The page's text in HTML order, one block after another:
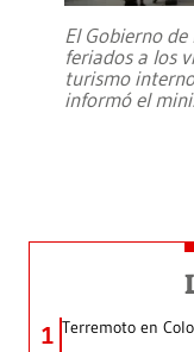
El Gobierno
feriados a los
turismo
informó el
1 Terremoto en